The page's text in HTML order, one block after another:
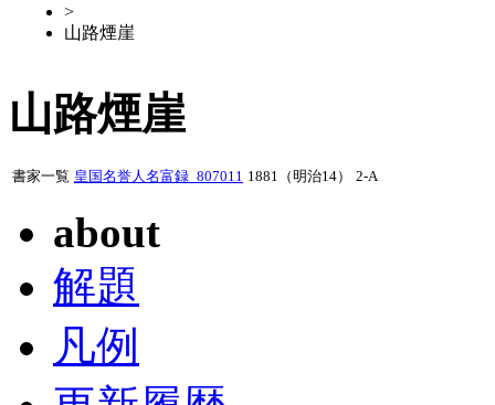
>
山路煙崖
山路煙崖
書家一覧 皇国名誉人名富録_807011 1881（明治14） 2-A
about
解題
凡例